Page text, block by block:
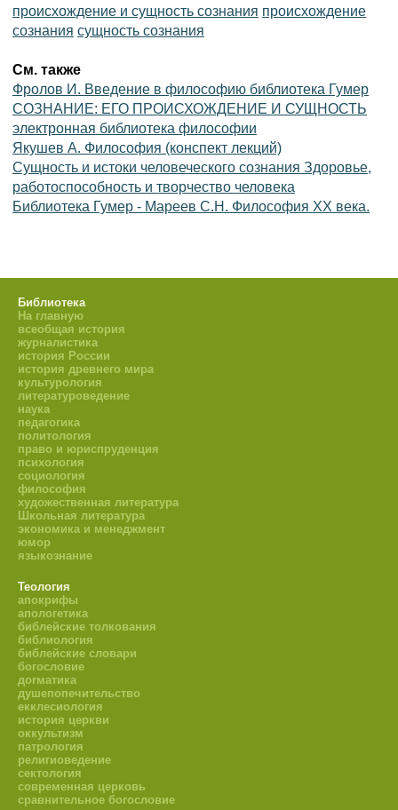
происхождение и сущность сознания происхождение
сознания сущность сознания
См. также
Фролов И. Введение в философию библиотека Гумер
СОЗНАНИЕ: ЕГО ПРОИСХОЖДЕНИЕ И СУЩНОСТЬ
электронная библиотека философии
Якушев А. Философия (конспект лекций)
Сущность и истоки человеческого сознания Здоровье,
работоспособность и творчество человека
Библиотека Гумер - Мареев С.Н. Философия ХХ века.
Библиотека
На главную
всеобщая история
журналистика
история России
история древнего мира
культурология
литературоведение
наука
педагогика
политология
право и юриспруденция
психология
социология
философия
художественная литература
Школьная литература
экономика и менеджмент
юмор
языкознание
Теология
апокрифы
апологетика
библейские толкования
библиология
библейские словари
богословие
догматика
душепопечительство
екклесиология
история церкви
оккультизм
патрология
религиоведение
сектология
современная церковь
сравнительное богословие